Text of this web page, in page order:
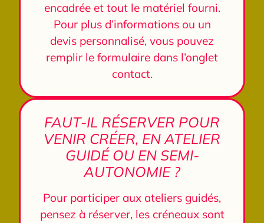
encadrée et tout le matériel fourni.
Pour plus d’informations ou un
devis personnalisé, vous pouvez
remplir le formulaire dans l’onglet
contact.
FAUT-IL RÉSERVER POUR
VENIR CRÉER, EN ATELIER
GUIDÉ OU EN SEMI-
AUTONOMIE ?
Pour participer aux ateliers guidés,
pensez à réserver, les créneaux sont